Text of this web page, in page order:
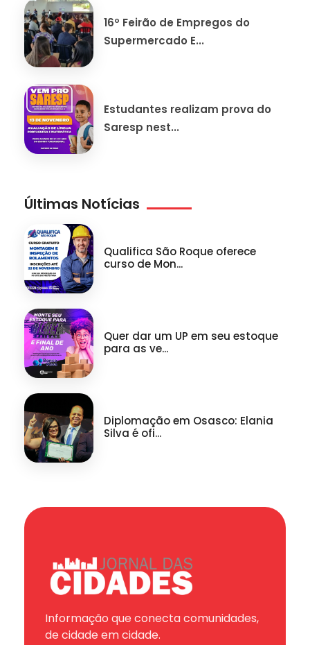
16º Feirão de Empregos do
Supermercado E...
Estudantes realizam prova do
Saresp nest...
Últimas Notícias
Qualifica São Roque oferece
curso de Mon...
Quer dar um UP em seu estoque
para as ve...
Diplomação em Osasco: Elania
Silva é ofi...
Informação que conecta comunidades,
de cidade em cidade.